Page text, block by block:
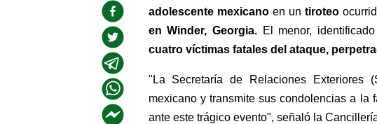
adolescente mexicano en un tiroteo
en Winder, Georgia. El menor,
cuatro víctimas fatales del ataque,
"La Secretaría de Relaciones Exteriores
mexicano y transmite sus condolencias a
ante este trágico evento", señaló la